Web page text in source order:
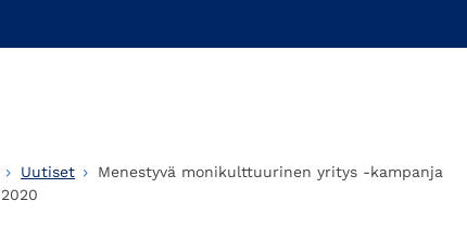
Uutiset
Menestyvä monikulttuurinen yritys -kampanja